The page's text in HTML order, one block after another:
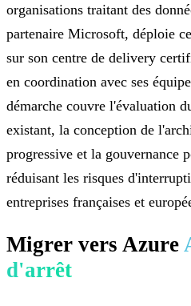
organisations traitant des
partenaire Microsoft, déploie
sur son centre de delivery
en coordination avec ses
démarche couvre l'évaluation
existant, la conception de
progressive et la gouvernance
réduisant les risques
entreprises françaises et
Migrer vers Azure
d'arrêt